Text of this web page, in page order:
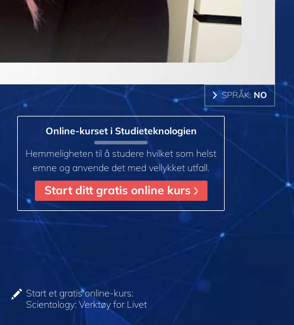
SPRÅK: NO
Online-kurset i Studieteknologien
Hemmeligheten til å studere hvilket som helst
emne og anvende det med vellykket utfall.
Start ditt gratis online kurs
Start et gratis online-kurs:
Scientology: Verktøy for Livet